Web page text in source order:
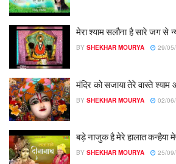
मेरा श्याम सलौना है सारे जग से
BY SHEKHAR MOURYA 29/
मंदिर को सजाया तेरे वास्ते
BY SHEKHAR MOURYA 02/
बड़े नाजुक है मेरे हालात कन्हैया
BY SHEKHAR MOURYA 25/